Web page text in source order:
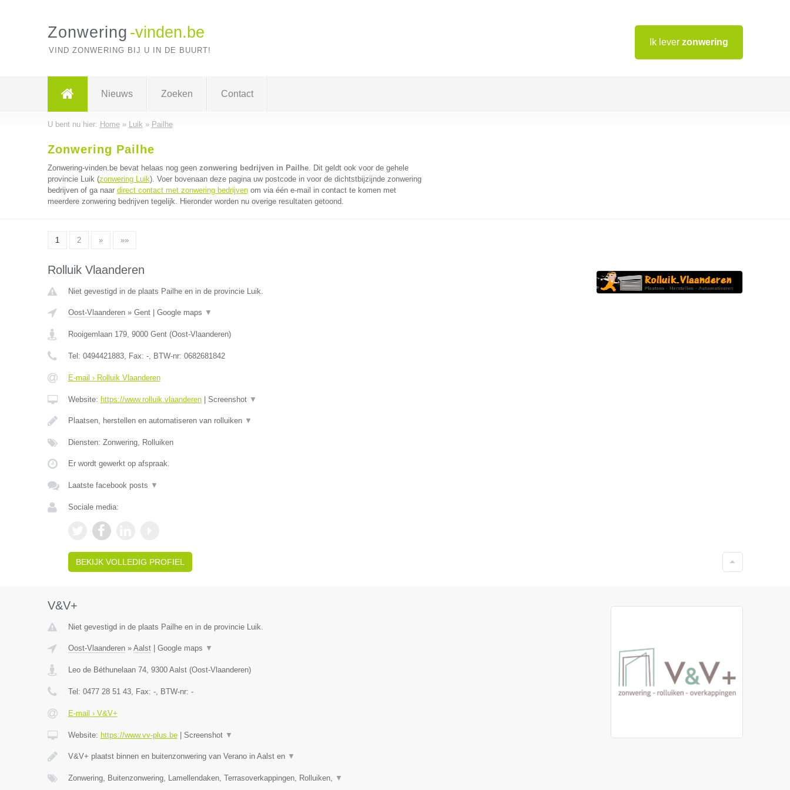
Ik lever zonwering
Zonwering -vinden.be
VIND ZONWERING BIJ U IN DE BUURT!
Nieuws Zoeken Contact
U bent nu hier: Home» Luik » Pailhe
Zonwering Pailhe
Zonwering-vinden.be bevat helaas nog geen zonwering bedrijven in Pailhe. Dit geldt ook voor de gehele
provincie Luik (zonwering Luik). Voer bovenaan deze pagina uw postcode in voor de dichtstbijzijnde zonwering
bedrijven of ga naar direct contact met zonwering bedrijvenom via één e-mail in contact te komen met
meerdere zonwering bedrijven tegelijk. Hieronder worden nu overige resultaten getoond.
1 2 » »»
Rolluik Vlaanderen
Niet gevestigd in de plaats Pailhe en in de provincie Luik.
Oost-Vlaanderen» Gent| Google maps ▼
Rooigemlaan 179, 9000 Gent(Oost-Vlaanderen)
Tel: 0494421883, Fax: -, BTW-nr: 0682681842
E-mail › Rolluik Vlaanderen
Website: https://www.rolluik.vlaanderen| Screenshot ▼
Plaatsen, herstellen en automatiseren van rolluiken ▼
Diensten: Zonwering, Rolluiken
Er wordt gewerkt op afspraak.
Laatste facebook posts ▼
Sociale media:
BEKIJK VOLLEDIG PROFIEL
V&V+
Niet gevestigd in de plaats Pailhe en in de provincie Luik.
Oost-Vlaanderen» Aalst| Google maps ▼
Leo de Béthunelaan 74, 9300 Aalst(Oost-Vlaanderen)
Tel: 0477 28 51 43, Fax: -, BTW-nr: -
E-mail › V&V+
Website: https://www.vv-plus.be| Screenshot ▼
V&V+ plaatst binnen en buitenzonwering van Verano in Aalst en ▼
Zonwering, Buitenzonwering, Lamellendaken, Terrasoverkappingen, Rolluiken, ▼